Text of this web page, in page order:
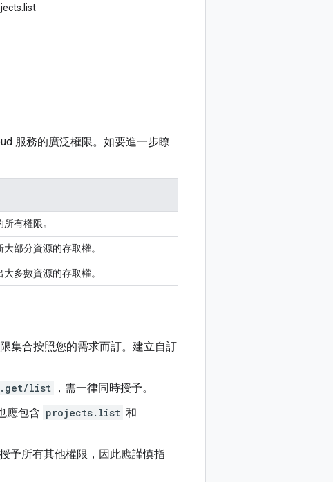
服務的廣泛權限。如要進一步瞭
有權限。
部分資源的存取權。
多數資源的存取權。
限集合按照您的需求而訂。建立自訂
list ，需一律同時授予。
應包含 projects.list 和
予所有其他權限，因此應謹慎指